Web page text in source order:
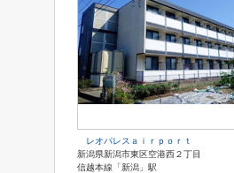
レオパレスａｉｒｐｏｒｔ
新潟県新潟市東区空港西２丁目
信越本線「新潟」駅